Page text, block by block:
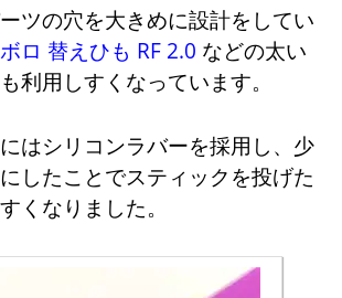
ツの穴を大きめに設計をしてい
ロ 替えひも RF 2.0 などの太い
利用しすくなっています。
はシリコンラバーを採用し、少
したことでスティックを投げた
くなりました。